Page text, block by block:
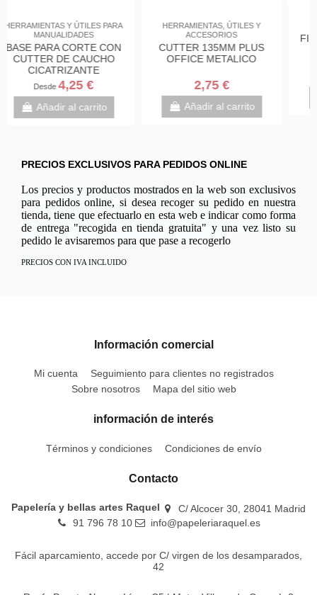
GOMA EVA
FIELTRO TAMAÑO 40X60
VARIOS COLORES
1,20 €
Añadir al carrito
Dibujo y manualidades
GOMA EVA GLITTER
40X60 COLORES
SURTIDOS
Añadir al carrito
PRECIOS EXCLUSIVOS PARA PEDIDOS ONLINE
Los precios y productos mostrados en la web son exclusivos
para pedidos online, si desea recoger su pedido en nuestra
tienda, tiene que efectuarlo en esta web e indicar como forma
de entrega "recogida en tienda gratuita" y una vez listo su
pedido le avisaremos para que pase a recogerlo
PRECIOS CON IVA INCLUIDO
Información comercial
Mi cuenta
Seguimiento para clientes no registrados
Sobre nosotros
Mapa del sitio web
información de interés
Términos y condiciones Condiciones de envío
Contacto
Papelería y bellas artes Raquel
C/ Alcocer 30, 28041 Madrid
91 796 78 10
info@papeleriaraquel.es
Fácil aparcamiento, accede por C/ virgen de los desamparados,
42